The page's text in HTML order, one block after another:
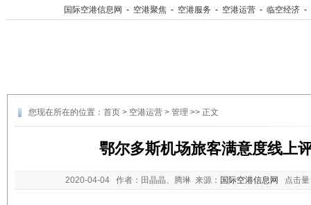
国际空港信息网 - 空港聚焦 - 空港服务 - 空港运营 - 临空经济 -
您现在所在的位置： 首页 > 空港运营 > 管理 >> 正文
鄂尔多斯机场旅客满意度线上
2020-04-04 作者：田晶晶、腾琳 来源： 国际空港信息网 点击量